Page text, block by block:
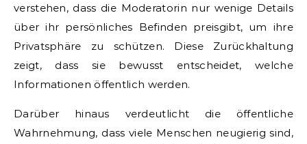
verstehen, dass die Moderatorin nur wenige Details
über ihr persönliches Befinden preisgibt, um ihre
Privatsphäre zu schützen. Diese Zurückhaltung
zeigt, dass sie bewusst entscheidet, welche
Informationen öffentlich werden.
Darüber hinaus verdeutlicht die öffentliche
Wahrnehmung, dass viele Menschen neugierig sind,